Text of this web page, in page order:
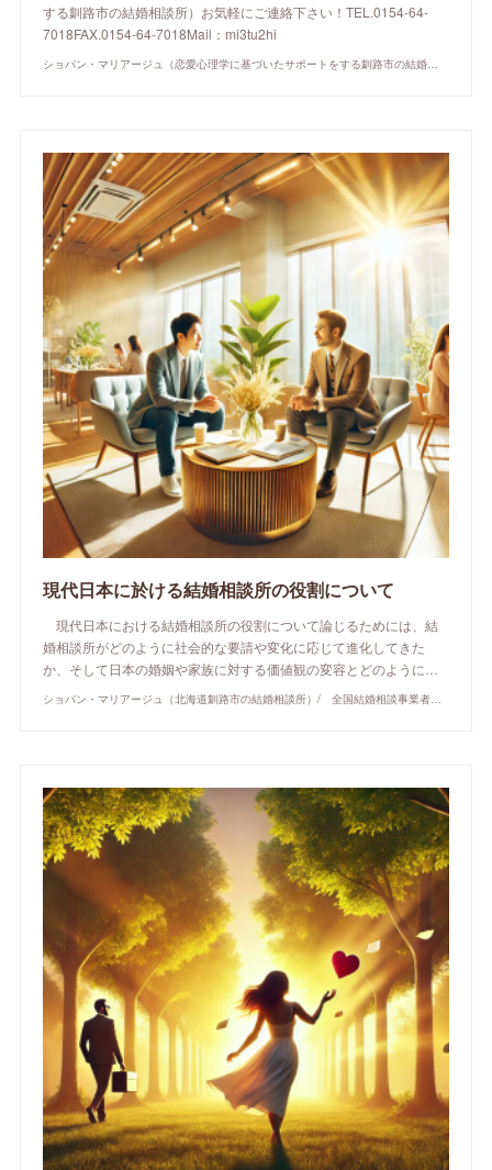
する釧路市の結婚相談所）お気軽にご連絡下さい！TEL.0154-64-
7018FAX.0154-64-7018Mail：mi3tu2hi
現代日本に於ける結婚相談所の役割について
現代日本における結婚相談所の役割について論じるためには、結
婚相談所がどのように社会的な要請や変化に応じて進化してきた
か、そして日本の婚姻や家族に対する価値観の変容とどのように…
ショパン・マリアージュ（北海道釧路市の結婚相談所）/ 全国結婚相談事業者連盟正規加盟店 / cherry-piano.com